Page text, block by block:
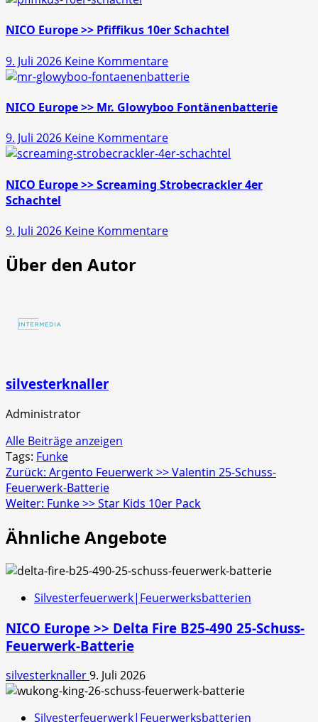
Gold
45s
NICO Europe >> Pfiffikus 10er Schachtel
9. Juli 2026 Keine Kommentarezu
NICO
>>
10er
Schachtel
NICO Europe >> Mr. Glowyboo Fontänenbatterie
9. Juli 2026 Keine Kommentarezu
NICO
>>
Fontänenbatterie
NICO Europe >> Screaming Strobecrackler 4er
Schachtel
9. Juli 2026 Keine Kommentarezu
Über den Autor
silvesterknaller
Administrator
Alle Beiträge anzeigen
Tags: Funke
Beitragsnavigation
Zurück: Argento Feuerwerk >> Valentin 25-Schuss-
Feuerwerk-Batterie
Weiter: Funke >> Star Kids 10er Pack
Ähnliche Angebote
Silvesterfeuerwerk|Feuerwerksbatterien
NICO Europe >> Delta Fire B25-490 25-Schuss-
Feuerwerk-Batterie
silvesterknaller9. Juli 2026
Silvesterfeuerwerk|Feuerwerksbatterien